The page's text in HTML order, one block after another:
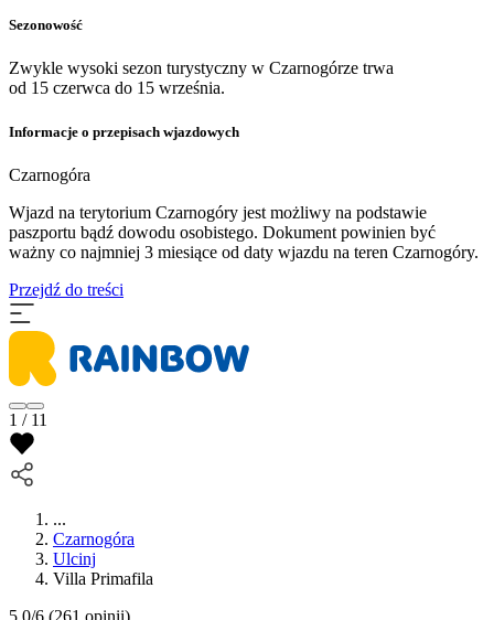
Sezonowość
Zwykle wysoki sezon turystyczny w Czarnogórze trwa
od 15 czerwca do 15 września.
Informacje o przepisach wjazdowych
Czarnogóra
Wjazd na terytorium Czarnogóry jest możliwy na podstawie
paszportu bądź dowodu osobistego. Dokument powinien być
ważny co najmniej 3 miesiące od daty wjazdu na teren Czarnogóry.
Przejdź do treści
1 / 11
...
Czarnogóra
Ulcinj
Villa Primafila
5.0/6 (261 opinii)